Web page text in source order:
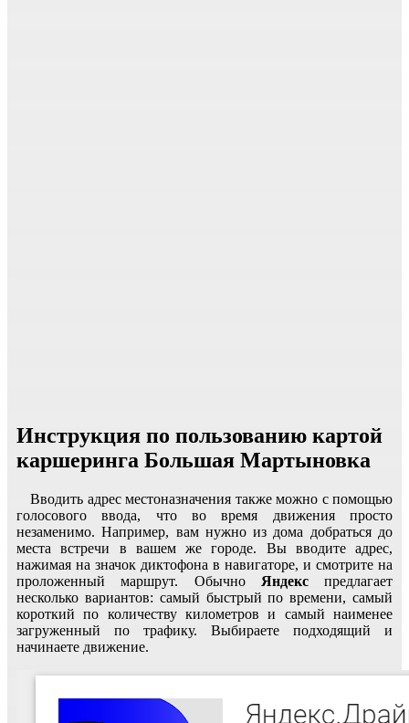
Инструкция по пользованию картой
каршеринга Большая Мартыновка
Вводить адрес местоназначения также можно с помощью
голосового ввода, что во время движения просто
незаменимо. Например, вам нужно из дома добраться до
места встречи в вашем же городе. Вы вводите адрес,
нажимая на значок диктофона в навигаторе, и смотрите на
проложенный маршрут. Обычно Яндекспредлагает
несколько вариантов: самый быстрый по времени, самый
короткий по количеству километров и самый наименее
загруженный по трафику. Выбираете подходящий и
начинаете движение.